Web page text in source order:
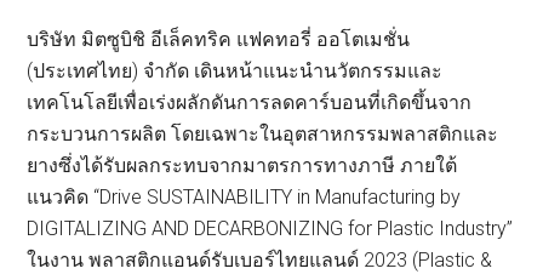
บริษัท มิตซูบิชิ อีเล็คทริค แฟคทอรี่ ออโตเมชั่น
(ประเทศไทย) จำกัด เดินหน้าแนะนำนวัตกรรมและ
เทคโนโลยีเพื่อเร่งผลักดันการลดคาร์บอนที่เกิดขึ้นจาก
กระบวนการผลิต โดยเฉพาะในอุตสาหกรรมพลาสติกและ
ยางซึ่งได้รับผลกระทบจากมาตรการทางภาษี ภายใต้
แนวคิด “Drive SUSTAINABILITY in Manufacturing by
DIGITALIZING AND DECARBONIZING for Plastic Industry”
ในงาน พลาสติกแอนด์รับเบอร์ไทยแลนด์ 2023 (Plastic &